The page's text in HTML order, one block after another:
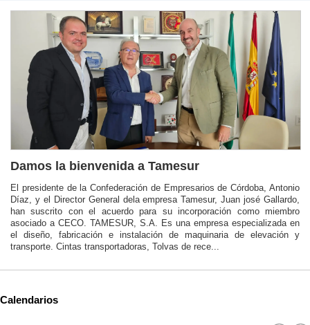
Damos la bienvenida a Tamesur
El presidente de la Confederación de Empresarios de Córdoba, Antonio
Díaz, y el Director General dela empresa Tamesur, Juan josé Gallardo,
han suscrito con el acuerdo para su incorporación como miembro
asociado a CECO. TAMESUR, S.A. Es una empresa especializada en
el diseño, fabricación e instalación de maquinaria de elevación y
transporte. Cintas transportadoras, Tolvas de rece...
Calendarios